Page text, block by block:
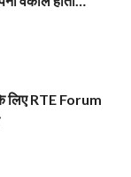
लिए RTE Forum